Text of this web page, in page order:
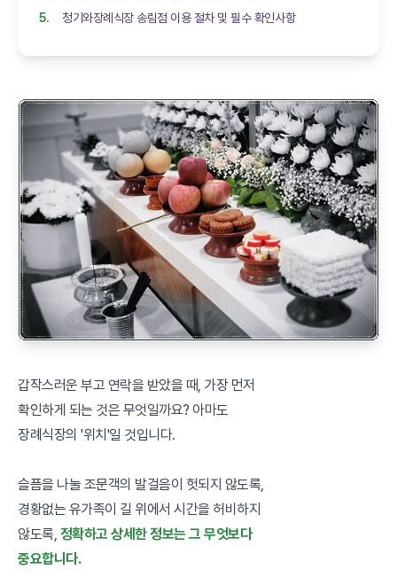
청기와장례식장 송림점 이용 절차 및 필수 확인사항
갑작스러운 부고 연락을 받았을 때, 가장 먼저
확인하게 되는 것은 무엇일까요? 아마도
장례식장의 '위치'일 것입니다.
슬픔을 나눌 조문객의 발걸음이 헛되지 않도록,
경황없는 유가족이 길 위에서 시간을 허비하지
않도록, 정확하고 상세한 정보는 그 무엇보다
중요합니다.